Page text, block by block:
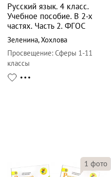
Русский язык. 4 класс.
Учебное пособие. В 2-х
частях. Часть 2. ФГОС
Зеленина, Хохлова
Просвещение: Сферы 1-11
классы
1 фото